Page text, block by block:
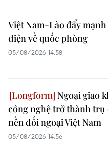
Việt Nam-Lào đẩy
diện về quốc phòng
05/08/2026 14:58
Ngoại giao
công nghệ trở thành trụ
nền đối ngoại Việt Nam
05/08/2026 14:56